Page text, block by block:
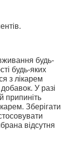
будь-
будь-яких
з лікарем
У разі
припиніть
Зберігати
відсутня